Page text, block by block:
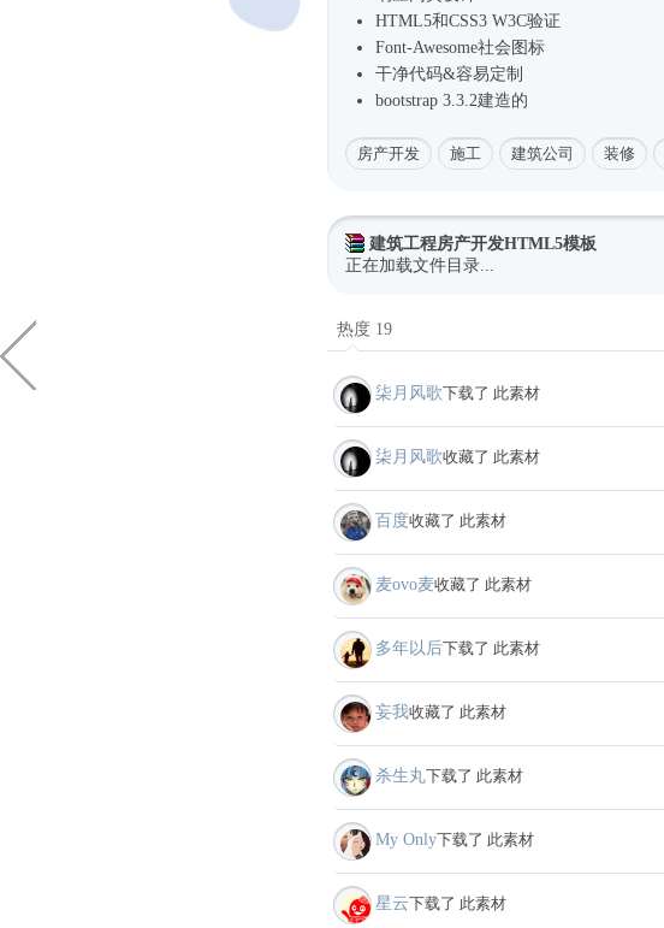
HTML5和CSS3 W3C验证
Font-Awesome社会图标
干净代码&容易定制
bootstrap 3.3.2建造的
房产开发 施工 建筑公司 装修
建筑工程房产开发HTML5模板
正在加载文件目录...
热度 19
柒月风歌下载了 此素材
柒月风歌收藏了 此素材
百度收藏了 此素材
麦ovo麦收藏了 此素材
多年以后下载了 此素材
妄我收藏了 此素材
杀生丸下载了 此素材
My Only下载了 此素材
星云下载了 此素材